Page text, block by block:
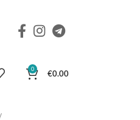
0 €0.00